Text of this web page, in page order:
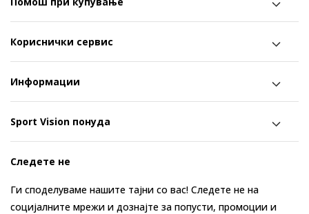
Кориснички сервис
Информации
Sport Vision понуда
Следете не
Ги споделуваме нашите тајни со вас! Следете не на
социјалните мрежи и дознајте за попусти, промоции и